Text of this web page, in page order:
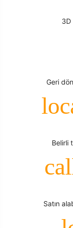
3D
Geri
Belirli
Satın